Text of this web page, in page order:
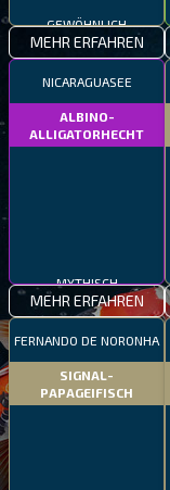
MEHR ERFAHREN
NICARAGUASEE
ALBINO-
ALLIGATORHECHT
MEHR ERFAHREN
FERNANDO DE NORONHA
SIGNAL-
PAPAGEIFISCH